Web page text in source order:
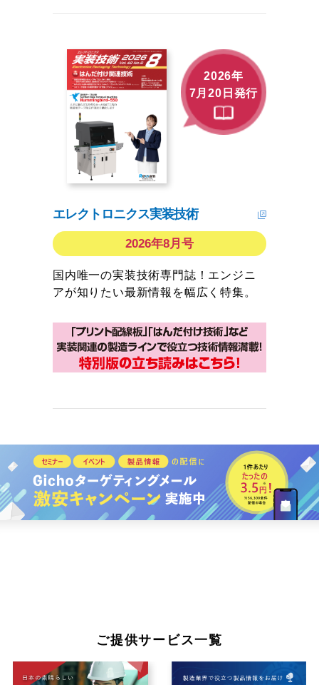
2026年
7月20日発行
エレクトロニクス実装技術
2026年8月号
国内唯一の実装技術専門誌！エンジニ
アが知りたい最新情報を幅広く特集。
ご提供サービス一覧